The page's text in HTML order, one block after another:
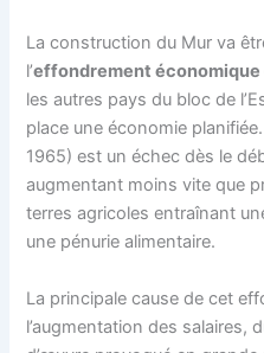
La construction du Mur va
l’effondrement économique
les autres pays du bloc de
place une économie
1965) est un échec dès le
augmentant moins vite que
terres agricoles entraînant
une pénurie alimentaire.
La principale cause de cet
l’augmentation des salaires,